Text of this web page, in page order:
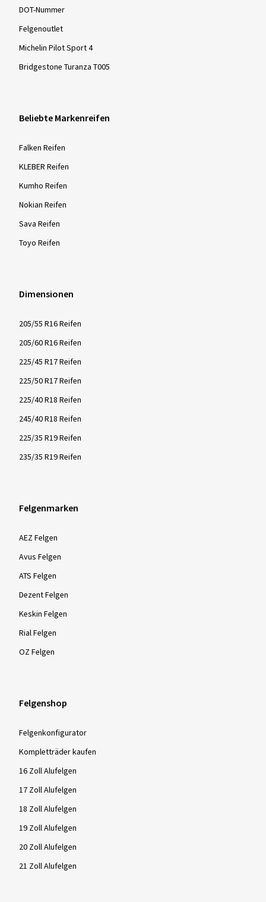
DOT-Nummer
Felgenoutlet
Michelin Pilot Sport 4
Bridgestone Turanza T005
Beliebte Markenreifen
Falken Reifen
KLEBER Reifen
Kumho Reifen
Nokian Reifen
Sava Reifen
Toyo Reifen
Dimensionen
205/55 R16 Reifen
205/60 R16 Reifen
225/45 R17 Reifen
225/50 R17 Reifen
225/40 R18 Reifen
245/40 R18 Reifen
225/35 R19 Reifen
235/35 R19 Reifen
Felgenmarken
AEZ Felgen
Avus Felgen
ATS Felgen
Dezent Felgen
Keskin Felgen
Rial Felgen
OZ Felgen
Felgenshop
Felgenkonfigurator
Kompletträder kaufen
16 Zoll Alufelgen
17 Zoll Alufelgen
18 Zoll Alufelgen
19 Zoll Alufelgen
20 Zoll Alufelgen
21 Zoll Alufelgen